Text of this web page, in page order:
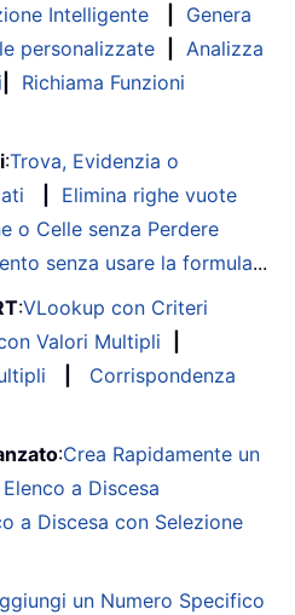
Intelligente
Genera
personalizzate
Analizza
Richiama Funzioni
:Trova, Evidenzia o
Elimina righe vuote
o Celle senza Perdere
senza usare la formula...
:VLookup con Criteri
Valori Multipli
Corrispondenza
:Crea Rapidamente un
Elenco a Discesa
a Discesa con Selezione
un Numero Specifico